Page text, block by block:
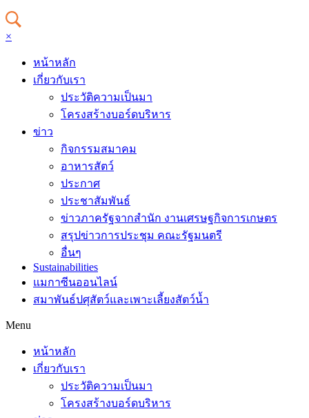
×
หน้าหลัก
เกี่ยวกับเรา
ประวัติความเป็นมา
โครงสร้างบอร์ดบริหาร
ข่าว
กิจกรรมสมาคม
อาหารสัตว์
ประกาศ
ประชาสัมพันธ์
ข่าวภาครัฐจากสำนัก งานเศรษฐกิจการเกษตร
สรุปข่าวการประชุม คณะรัฐมนตรี
อื่นๆ
Sustainabilities
แมกาซีนออนไลน์
สมาพันธ์ปศุสัตว์และเพาะเลี้ยงสัตว์น้ำ
Menu
หน้าหลัก
เกี่ยวกับเรา
ประวัติความเป็นมา
โครงสร้างบอร์ดบริหาร